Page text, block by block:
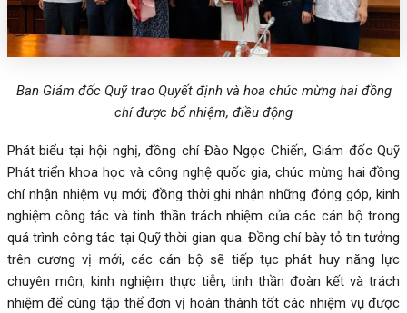
Ban Giám đốc Quỹ trao Quyết định và hoa chúc mừng hai đồng
chí được bổ nhiệm, điều động
Phát biểu tại hội nghị, đồng chí Đào Ngọc Chiến, Giám đốc Quỹ
Phát triển khoa học và công nghệ quốc gia, chúc mừng hai đồng
chí nhận nhiệm vụ mới; đồng thời ghi nhận những đóng góp, kinh
nghiệm công tác và tinh thần trách nhiệm của các cán bộ trong
quá trình công tác tại Quỹ thời gian qua. Đồng chí bày tỏ tin tưởng
trên cương vị mới, các cán bộ sẽ tiếp tục phát huy năng lực
chuyên môn, kinh nghiệm thực tiễn, tinh thần đoàn kết và trách
nhiệm để cùng tập thể đơn vị hoàn thành tốt các nhiệm vụ được